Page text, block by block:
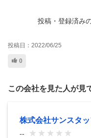
投稿・登録済み
投稿日： 2022/06/25
0
この会社を見た人が見
株式会社サンスタッ
--